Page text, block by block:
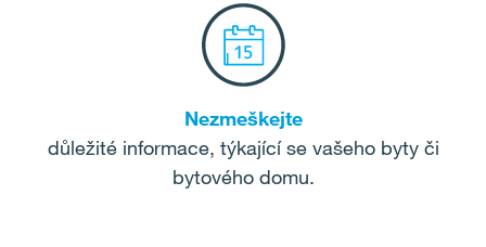
Nezmeškejte
důležité informace, týkající se vašeho byty či
bytového domu.